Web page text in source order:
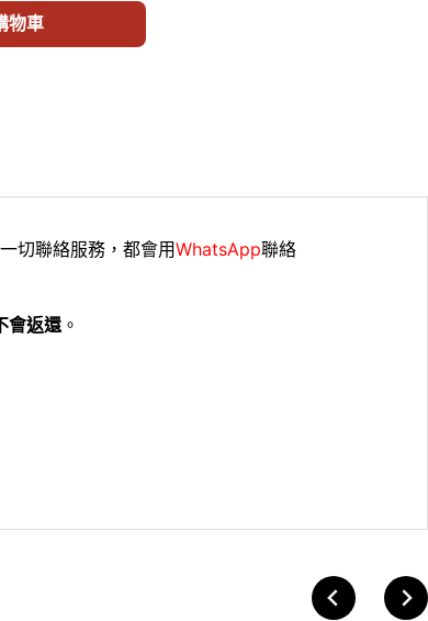
Zundadon 可動人偶 (訂價:$750)（日版有機會延
物車
切聯絡服務，都會用WhatsApp聯絡
會返還。